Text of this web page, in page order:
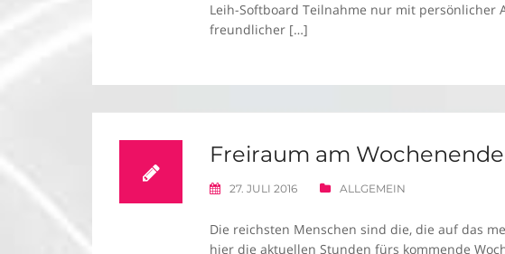
Leih-Softboard Teilnahme nur mit persönlicher
freundlicher […]
Freiraum am Wochenende
27. JULI 2016 ALLGEMEIN
Die reichsten Menschen sind die, die auf das
hier die aktuellen Stunden fürs kommende